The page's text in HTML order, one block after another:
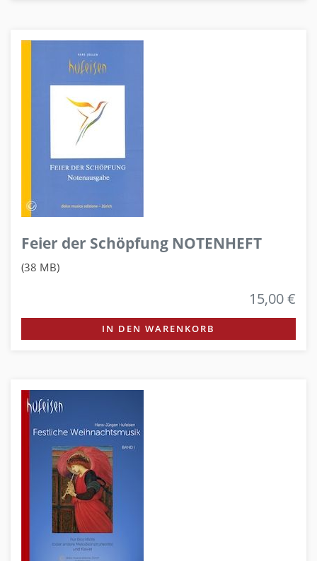
Feier der Schöpfung NOTENHEFT
(38 MB)
15,00 €
IN DEN WARENKORB